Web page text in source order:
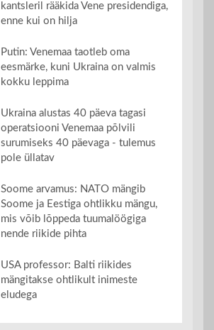
kantsleril rääkida Vene presidendiga,
enne kui on hilja
Putin: Venemaa taotleb oma
eesmärke, kuni Ukraina on valmis
kokku leppima
Ukraina alustas 40 päeva tagasi
operatsiooni Venemaa põlvili
surumiseks 40 päevaga - tulemus
pole üllatav
Soome arvamus: NATO mängib
Soome ja Eestiga ohtlikku mängu,
mis võib lõppeda tuumalöögiga
nende riikide pihta
USA professor: Balti riikides
mängitakse ohtlikult inimeste
eludega